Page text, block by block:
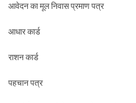
आवेदन का मूल निवास प्रमाण पत्र
आधार कार्ड
राशन कार्ड
पहचान पत्र